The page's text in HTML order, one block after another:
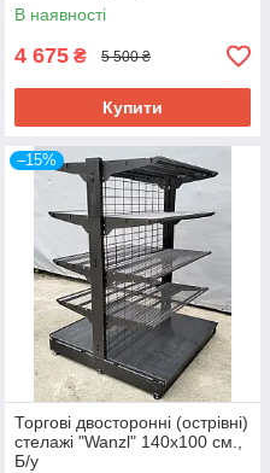
В наявності
4 675 ₴ 5 500 ₴
Купити
–15%
Торгові двосторонні (острівні)
стелажі "Wanzl" 140х100 см.,
Б/у